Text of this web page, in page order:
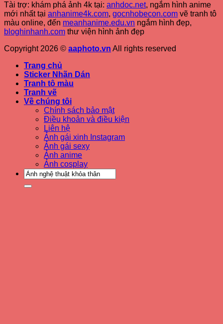
Tài trợ: khám phá ảnh 4k tại: anhdoc.net, ngắm hình anime
mới nhất tại anhanime4k.com, gocnhobecon.com vẽ tranh tô
màu online, đến meanhanime.edu.vn ngắm hình đẹp,
bloghinhanh.com thư viện hình ảnh đẹp
Copyright 2026 © aaphoto.vn All rights reserved
Trang chủ
Sticker Nhãn Dán
Tranh tô màu
Tranh vẽ
Về chúng tôi
Chính sách bảo mật
Điều khoản và điều kiện
Liên hệ
Ảnh gái xinh Instagram
Ảnh gái sexy
Ảnh anime
Ảnh cosplay